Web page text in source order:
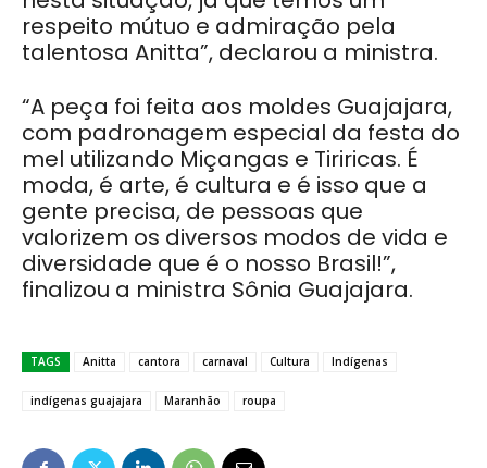
respeito mútuo e admiração pela
talentosa Anitta”, declarou a ministra.
“A peça foi feita aos moldes Guajajara,
com padronagem especial da festa do
mel utilizando Miçangas e Tiriricas. É
moda, é arte, é cultura e é isso que a
gente precisa, de pessoas que
valorizem os diversos modos de vida e
diversidade que é o nosso Brasil!”,
finalizou a ministra Sônia Guajajara.
TAGS Anitta cantora carnaval Cultura Indígenas
indígenas guajajara Maranhão roupa